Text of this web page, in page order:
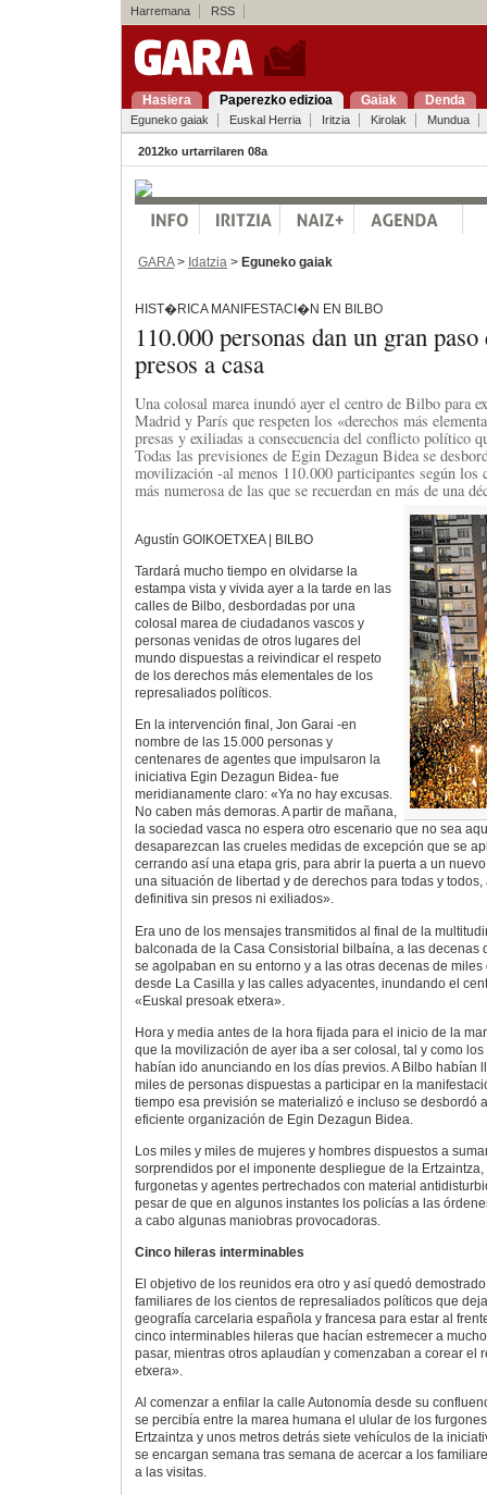
Harremana RSS
Hasiera Paperezko edizioa Gaiak Denda
Eguneko gaiak Euskal Herria Iritzia Kirolak Mundua
2012ko urtarrilaren 08a
GARA> Idatzia > Eguneko gaiak
HIST�RICA MANIFESTACI�N EN BILBO
110.000 personas dan un gran
presos a casa
Una colosal marea inundó ayer el centro de Bilbo para
Madrid y París que respeten los «derechos más
presas y exiliadas a consecuencia del conflicto político
Todas las previsiones de Egin Dezagun Bidea se
movilización -al menos 110.000 participantes según
más numerosa de las que se recuerdan en más de una
Agustín GOIKOETXEA | BILBO
Tardará mucho tiempo en olvidarse la
estampa vista y vivida ayer a la tarde en las
calles de Bilbo, desbordadas por una
colosal marea de ciudadanos vascos y
personas venidas de otros lugares del
mundo dispuestas a reivindicar el respeto
de los derechos más elementales de los
represaliados políticos.
En la intervención final, Jon Garai -en
nombre de las 15.000 personas y
centenares de agentes que impulsaron la
iniciativa Egin Dezagun Bidea- fue
meridianamente claro: «Ya no hay excusas.
No caben más demoras. A partir de mañana,
la sociedad vasca no espera otro escenario que no sea
desaparezcan las crueles medidas de excepción que se
cerrando así una etapa gris, para abrir la puerta a un
una situación de libertad y de derechos para todas y
definitiva sin presos ni exiliados».
Era uno de los mensajes transmitidos al final de la
balconada de la Casa Consistorial bilbaína, a las decenas
se agolpaban en su entorno y a las otras decenas de
desde La Casilla y las calles adyacentes, inundando el
«Euskal presoak etxera».
Hora y media antes de la hora fijada para el inicio de la
que la movilización de ayer iba a ser colosal, tal y como
habían ido anunciando en los días previos. A Bilbo habían
miles de personas dispuestas a participar en la
tiempo esa previsión se materializó e incluso se desbordó
eficiente organización de Egin Dezagun Bidea.
Los miles y miles de mujeres y hombres dispuestos a
sorprendidos por el imponente despliegue de la
furgonetas y agentes pertrechados con material
pesar de que en algunos instantes los policías a las
a cabo algunas maniobras provocadoras.
Cinco hileras interminables
El objetivo de los reunidos era otro y así quedó
familiares de los cientos de represaliados políticos que
geografía carcelaria española y francesa para estar al
cinco interminables hileras que hacían estremecer a
pasar, mientras otros aplaudían y comenzaban a corear el
etxera».
Al comenzar a enfilar la calle Autonomía desde su
se percibía entre la marea humana el ulular de los
Ertzaintza y unos metros detrás siete vehículos de la
se encargan semana tras semana de acercar a los
a las visitas.